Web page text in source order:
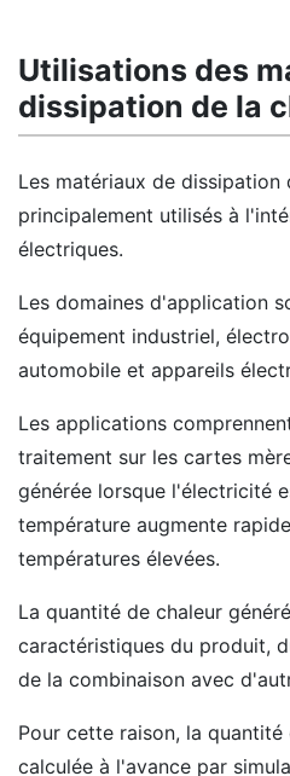
Utilisations des
dissipation de la
Les matériaux de dissipation
principalement utilisés à
électriques.
Les domaines d'application
équipement industriel,
automobile et appareils
Les applications
traitement sur les cartes
générée lorsque l'électricité
température augmente
températures élevées.
La quantité de chaleur
caractéristiques du produit,
de la combinaison avec
Pour cette raison, la quantité
calculée à l'avance par